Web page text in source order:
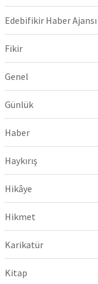
Edebifikir Haber Ajansı
Fikir
Genel
Günlük
Haber
Haykırış
Hikâye
Hikmet
Karikatür
Kitap